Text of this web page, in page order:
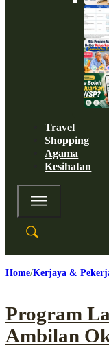
Travel
Shopping
Agama
Kesihatan
Home Kerjaya &
Program
Ambilan